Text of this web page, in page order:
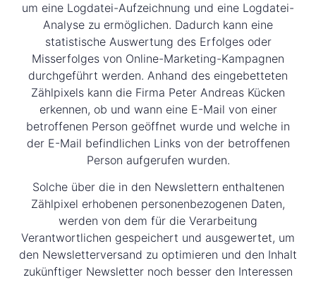
um eine Logdatei-Aufzeichnung und eine Logdatei-
Analyse zu ermöglichen. Dadurch kann eine
statistische Auswertung des Erfolges oder
Misserfolges von Online-Marketing-Kampagnen
durchgeführt werden. Anhand des eingebetteten
Zählpixels kann die Firma Peter Andreas Kücken
erkennen, ob und wann eine E-Mail von einer
betroffenen Person geöffnet wurde und welche in
der E-Mail befindlichen Links von der betroffenen
Person aufgerufen wurden.
Solche über die in den Newslettern enthaltenen
Zählpixel erhobenen personenbezogenen Daten,
werden von dem für die Verarbeitung
Verantwortlichen gespeichert und ausgewertet, um
den Newsletterversand zu optimieren und den Inhalt
zukünftiger Newsletter noch besser den Interessen